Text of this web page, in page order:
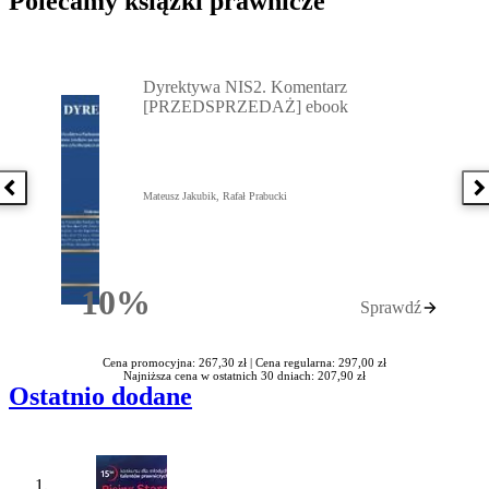
Poprzednia książka
10%Rabatu
Dyrektywa NIS2. Komentarz
[PRZEDSPRZEDAŻ] ebook
Mateusz Jakubik, Rafał Prabucki
Sprawdź
Cena promocyjna: 267,30 zł | Cena regularna: 297,00 zł
Najniższa cena w ostatnich 30 dniach: 207,90 zł
Ostatnio dodane